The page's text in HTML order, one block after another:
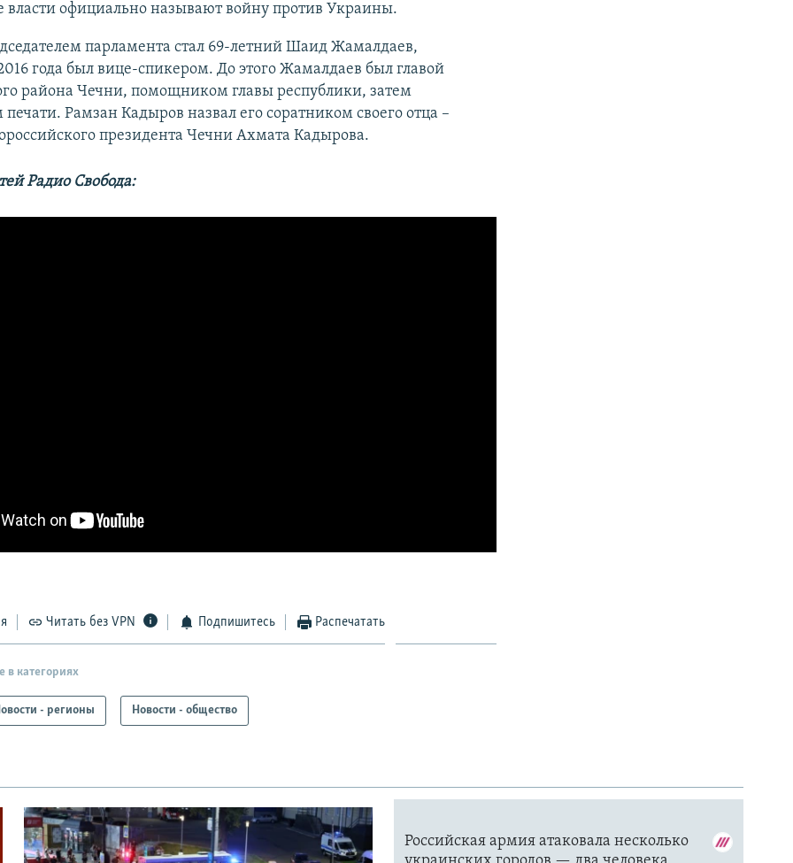
власти официально называют войну против Украины.
парламента стал 69-летний Шаид Жамалдаев,
года был вице-спикером. До этого Жамалдаев был главой
района Чечни, помощником главы республики, затем
Рамзан Кадыров назвал его соратником своего отца –
президента Чечни Ахмата Кадырова.
Радио Свобода:
Читать без VPN Подпишитесь Распечатать
в категориях
- регионы Новости - общество